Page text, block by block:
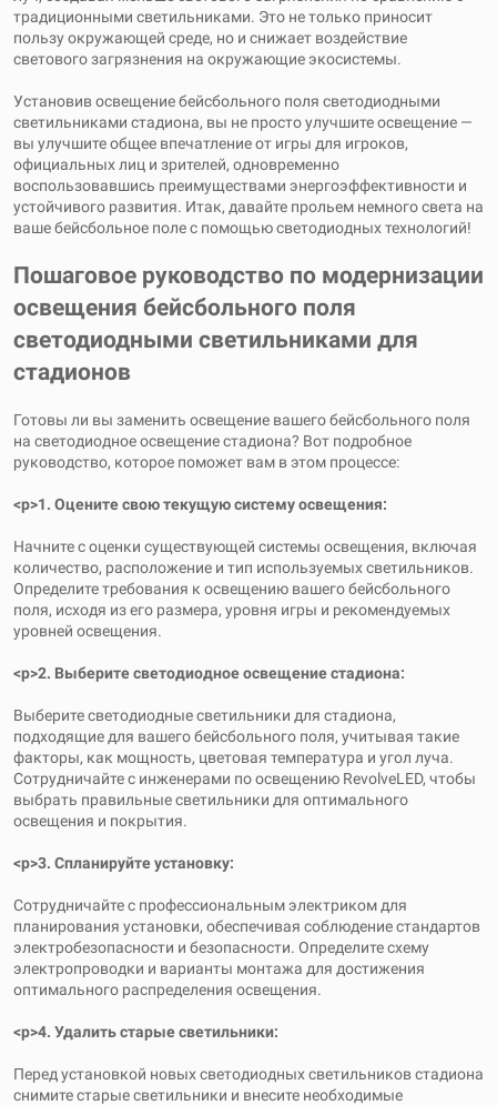
традиционными светильниками. Это не только приносит
пользу окружающей среде, но и снижает воздействие
светового загрязнения на окружающие экосистемы.
Установив освещение бейсбольного поля светодиодными
светильниками стадиона, вы не просто улучшите освещение —
вы улучшите общее впечатление от игры для игроков,
официальных лиц и зрителей, одновременно
воспользовавшись преимуществами энергоэффективности и
устойчивого развития. Итак, давайте прольем немного света на
ваше бейсбольное поле с помощью светодиодных технологий!
Пошаговое руководство по модернизации
освещения бейсбольного поля
светодиодными светильниками для
стадионов
Готовы ли вы заменить освещение вашего бейсбольного поля
на светодиодное освещение стадиона? Вот подробное
руководство, которое поможет вам в этом процессе:
<р>1. Оцените свою текущую систему освещения:
Начните с оценки существующей системы освещения, включая
количество, расположение и тип используемых светильников.
Определите требования к освещению вашего бейсбольного
поля, исходя из его размера, уровня игры и рекомендуемых
уровней освещения.
<р>2. Выберите светодиодное освещение стадиона:
Выберите светодиодные светильники для стадиона,
подходящие для вашего бейсбольного поля, учитывая такие
факторы, как мощность, цветовая температура и угол луча.
Сотрудничайте с инженерами по освещению RevolveLED, чтобы
выбрать правильные светильники для оптимального
освещения и покрытия.
<р>3. Спланируйте установку:
Сотрудничайте с профессиональным электриком для
планирования установки, обеспечивая соблюдение стандартов
электробезопасности и безопасности. Определите схему
электропроводки и варианты монтажа для достижения
оптимального распределения освещения.
<р>4. Удалить старые светильники:
Перед установкой новых светодиодных светильников стадиона
снимите старые светильники и внесите необходимые